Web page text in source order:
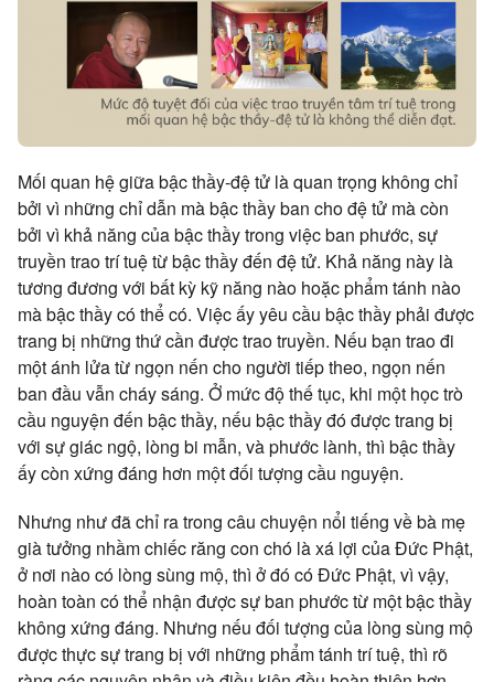
Mối quan hệ giữa bậc thầy-đệ tử là quan trọng không chỉ
bởi vì những chỉ dẫn mà bậc thầy ban cho đệ tử mà còn
bởi vì khả năng của bậc thầy trong việc ban phước, sự
truyền trao trí tuệ từ bậc thầy đến đệ tử. Khả năng này là
tương đương với bất kỳ kỹ năng nào hoặc phẩm tánh nào
mà bậc thầy có thể có. Việc ấy yêu cầu bậc thầy phải được
trang bị những thứ cần được trao truyền. Nếu bạn trao đi
một ánh lửa từ ngọn nến cho người tiếp theo, ngọn nến
ban đầu vẫn cháy sáng. Ở mức độ thế tục, khi một học trò
cầu nguyện đến bậc thầy, nếu bậc thầy đó được trang bị
với sự giác ngộ, lòng bi mẫn, và phước lành, thì bậc thầy
ấy còn xứng đáng hơn một đối tượng cầu nguyện.
Nhưng như đã chỉ ra trong câu chuyện nổi tiếng về bà mẹ
già tưởng nhầm chiếc răng con chó là xá lợi của Đức Phật,
ở nơi nào có lòng sùng mộ, thì ở đó có Đức Phật, vì vậy,
hoàn toàn có thể nhận được sự ban phước từ một bậc thầy
không xứng đáng. Nhưng nếu đối tượng của lòng sùng mộ
được thực sự trang bị với những phẩm tánh trí tuệ, thì rõ